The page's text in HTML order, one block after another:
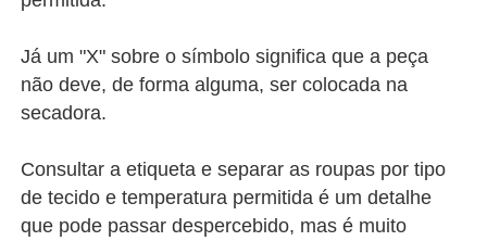
Já um "X" sobre o símbolo significa que a peça
não deve, de forma alguma, ser colocada na
secadora.
Consultar a etiqueta e separar as roupas por tipo
de tecido e temperatura permitida é um detalhe
que pode passar despercebido, mas é muito